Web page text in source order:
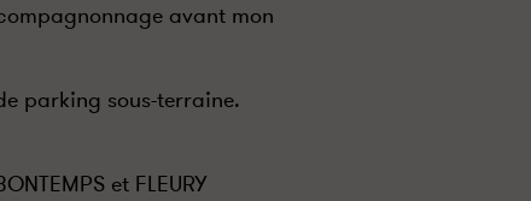
avant mon
parking sous-terraine.
et FLEURY